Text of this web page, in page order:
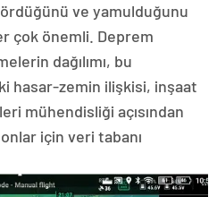
ve yamulduğunu
çok önemli. Deprem
dağılımı, bu
hasar-zemin ilişkisi, inşaat
mühendisliği açısından
için veri tabanı